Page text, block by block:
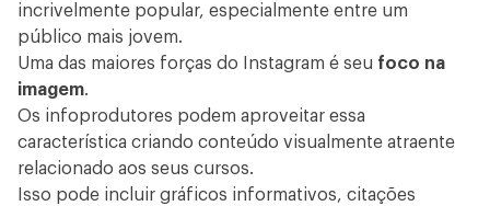
incrivelmente popular, especialmente entre um
público mais jovem.
Uma das maiores forças do Instagram é seu foco na
imagem.
Os infoprodutores podem aproveitar essa
característica criando conteúdo visualmente atraente
relacionado aos seus cursos.
Isso pode incluir gráficos informativos, citações